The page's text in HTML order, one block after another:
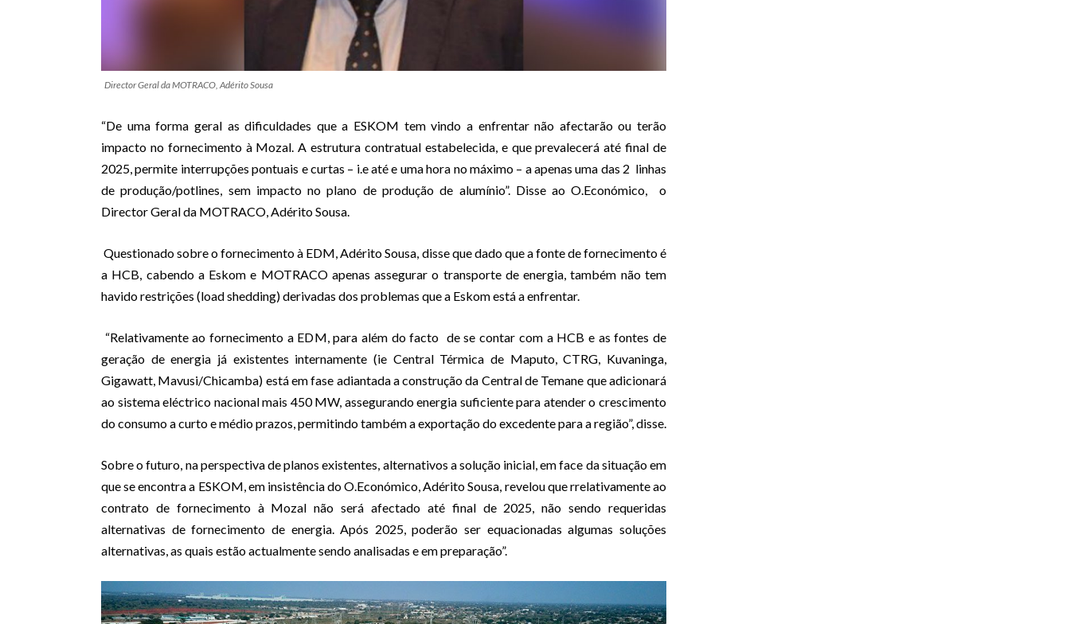
Director Geral da MOTRACO, Adérito Sousa
“De uma forma geral as dificuldades que a ESKOM tem vindo a enfrentar não afectarão ou terão
impacto no fornecimento à Mozal. A estrutura contratual estabelecida, e que prevalecerá até final de
2025, permite interrupções pontuais e curtas – i.e até e uma hora no máximo – a apenas uma das 2 linhas
de produção/potlines, sem impacto no plano de produção de alumínio”. Disse ao O.Económico, o
Director Geral da MOTRACO, Adérito Sousa.
Questionado sobre o fornecimento à EDM, Adérito Sousa, disse que dado que a fonte de fornecimento é
a HCB, cabendo a Eskom e MOTRACO apenas assegurar o transporte de energia, também não tem
havido restrições (load shedding) derivadas dos problemas que a Eskom está a enfrentar.
“Relativamente ao fornecimento a EDM, para além do facto de se contar com a HCB e as fontes de
geração de energia já existentes internamente (ie Central Térmica de Maputo, CTRG, Kuvaninga,
Gigawatt, Mavusi/Chicamba) está em fase adiantada a construção da Central de Temane que adicionará
ao sistema eléctrico nacional mais 450 MW, assegurando energia suficiente para atender o crescimento
do consumo a curto e médio prazos, permitindo também a exportação do excedente para a região”, disse.
Sobre o futuro, na perspectiva de planos existentes, alternativos a solução inicial, em face da situação em
que se encontra a ESKOM, em insistência do O.Económico, Adérito Sousa, revelou que rrelativamente ao
contrato de fornecimento à Mozal não será afectado até final de 2025, não sendo requeridas
alternativas de fornecimento de energia. Após 2025, poderão ser equacionadas algumas soluções
alternativas, as quais estão actualmente sendo analisadas e em preparação”.